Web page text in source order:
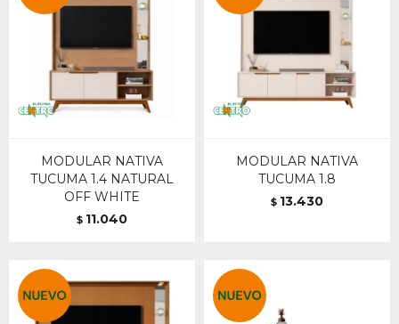
MODULAR NATIVA
TUCUMA 1.4 NATURAL
OFF WHITE
$ 11.040
MODULAR NATIVA
TUCUMA 1.8
$ 13.430